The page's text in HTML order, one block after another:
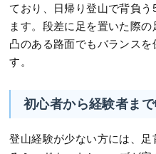
ており、日帰り登山で背負
ます。段差に足を置いた際
凸のある路面でもバランス
す。
初心者から経験者ま
登山経験が少ない方には、